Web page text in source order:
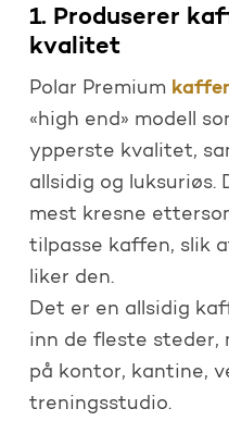
1. Produserer
kvalitet
Polar Premium
«high end» modell
ypperste kvalitet,
allsidig og luksuriøs.
mest kresne
tilpasse kaffen, slik
liker den.
Det er en allsidig
inn de fleste steder,
på kontor, kantine,
treningsstudio.